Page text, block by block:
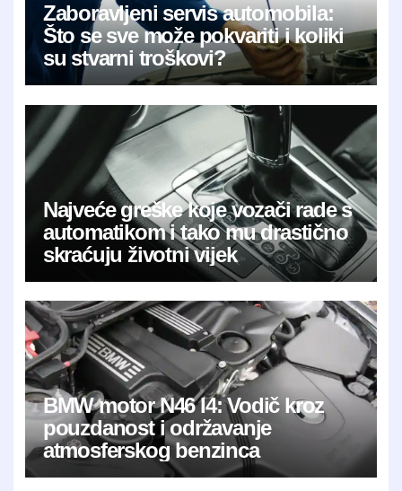
Zaboravljeni servis automobila:
Što se sve može pokvariti i koliki
su stvarni troškovi?
Najveće greške koje vozači rade s
automatikom i tako mu drastično
skraćuju životni vijek
BMW motor N46 I4: Vodič kroz
pouzdanost i održavanje
atmosferskog benzinca